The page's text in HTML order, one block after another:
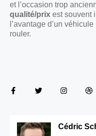
et l’occasion trop
qualité/prix est souvent
l’avantage d’un
rouler.
Cédric